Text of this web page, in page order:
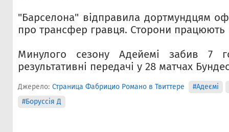
"Барселона" відправила дортмундцям
про трансфер гравця. Сторони працюють
Минулого сезону Адейемі забив 7
результативні передачі у 28 матчах
Джерело: Страница Фабрицио Романо в Твиттере
#Адеємі
#Боруссія Д